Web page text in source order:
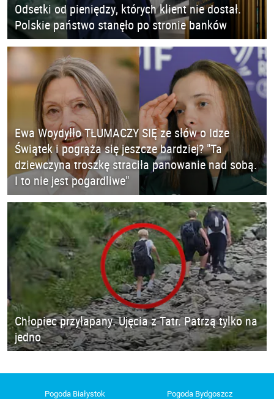
Odsetki od pieniędzy, których klient nie dostał.
Polskie państwo stanęło po stronie banków
Ewa Woydyłło TŁUMACZY SIĘ ze słów o Idze
Świątek i pogrąża się jeszcze bardziej? "Ta
dziewczyna troszkę straciła panowanie nad sobą.
I to nie jest pogardliwe"
Chłopiec przyłapany. Ujęcia z Tatr. Patrzą tylko na
jedno
Pogoda Białystok Pogoda Bydgoszcz